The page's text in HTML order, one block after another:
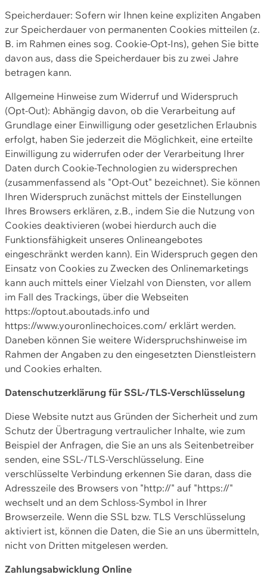
Speicherdauer: Sofern wir Ihnen keine expliziten Angaben
zur Speicherdauer von permanenten Cookies mitteilen (z.
B. im Rahmen eines sog. Cookie-Opt-Ins), gehen Sie bitte
davon aus, dass die Speicherdauer bis zu zwei Jahre
betragen kann.
Allgemeine Hinweise zum Widerruf und Widerspruch
(Opt-Out): Abhängig davon, ob die Verarbeitung auf
Grundlage einer Einwilligung oder gesetzlichen Erlaubnis
erfolgt, haben Sie jederzeit die Möglichkeit, eine erteilte
Einwilligung zu widerrufen oder der Verarbeitung Ihrer
Daten durch Cookie-Technologien zu widersprechen
(zusammenfassend als "Opt-Out" bezeichnet). Sie können
Ihren Widerspruch zunächst mittels der Einstellungen
Ihres Browsers erklären, z.B., indem Sie die Nutzung von
Cookies deaktivieren (wobei hierdurch auch die
Funktionsfähigkeit unseres Onlineangebotes
eingeschränkt werden kann). Ein Widerspruch gegen den
Einsatz von Cookies zu Zwecken des Onlinemarketings
kann auch mittels einer Vielzahl von Diensten, vor allem
im Fall des Trackings, über die Webseiten
https://optout.aboutads.info und
https://www.youronlinechoices.com/ erklärt werden.
Daneben können Sie weitere Widerspruchshinweise im
Rahmen der Angaben zu den eingesetzten Dienstleistern
und Cookies erhalten.
Datenschutzerklärung für SSL-/TLS-Verschlüsselung
Diese Website nutzt aus Gründen der Sicherheit und zum
Schutz der Übertragung vertraulicher Inhalte, wie zum
Beispiel der Anfragen, die Sie an uns als Seitenbetreiber
senden, eine SSL-/TLS-Verschlüsselung. Eine
verschlüsselte Verbindung erkennen Sie daran, dass die
Adresszeile des Browsers von "http://" auf "https://"
wechselt und an dem Schloss-Symbol in Ihrer
Browserzeile. Wenn die SSL bzw. TLS Verschlüsselung
aktiviert ist, können die Daten, die Sie an uns übermitteln,
nicht von Dritten mitgelesen werden.
Zahlungsabwicklung Online